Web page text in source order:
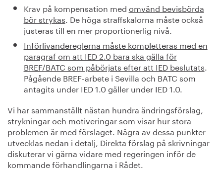
Krav på kompensation med omvänd bevisbörda
bör strykas. De höga straffskalorna måste också
justeras till en mer proportionerlig nivå.
Införlivandereglerna måste kompletteras med en
paragraf om att IED 2.0 bara ska gälla för
BREF/BATC som påbörjats efter att IED beslutats.
Pågående BREF-arbete i Sevilla och BATC som
antagits under IED 1.0 gäller under IED 1.0.
Vi har sammanställt nästan hundra ändringsförslag,
strykningar och motiveringar som visar hur stora
problemen är med förslaget. Några av dessa punkter
utvecklas nedan i detalj, Direkta förslag på skrivningar
diskuterar vi gärna vidare med regeringen inför de
kommande förhandlingarna i Rådet.